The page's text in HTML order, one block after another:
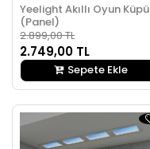
Yeelight Akıllı Oyun Küpü
(Panel)
2.899,00 TL
2.749,00 TL
Sepete Ekle